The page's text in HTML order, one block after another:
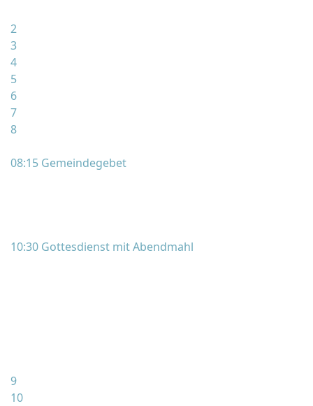
2
3
4
5
6
7
8
08:15 Gemeindegebet
10:30 Gottesdienst mit Abendmahl
9
10